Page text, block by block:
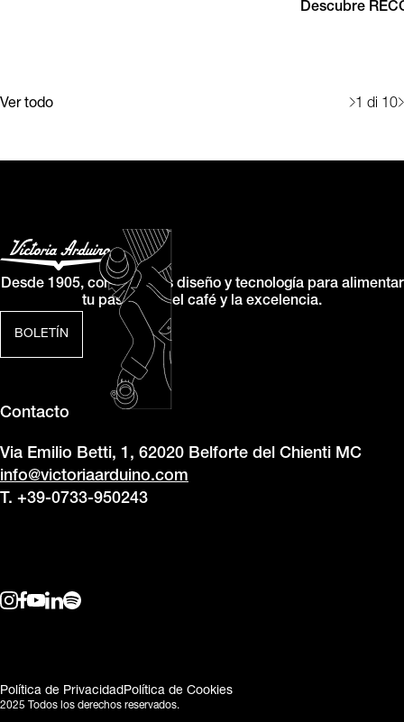
Ver todo 1 di 10
Descubre
BOLETÍN
Desde 1905, combinamos diseño y tecnología para alimentar
tu pasión por el café y la excelencia.
Contacto
Via Emilio Betti, 1, 62020 Belforte del Chienti MC
info@victoriaarduino.com
T. +39-0733-950243
2025 Todos los derechos reservados.
Política de PrivacidadPolítica de Cookies